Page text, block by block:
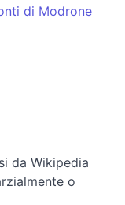
di Modrone
da Wikipedia
o